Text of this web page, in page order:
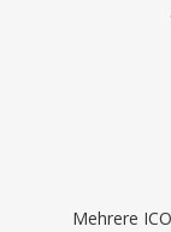
Mehrere